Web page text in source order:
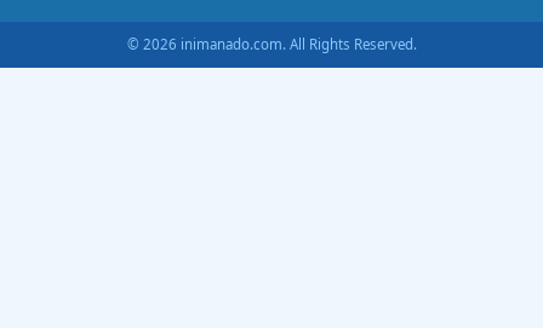
© 2026 inimanado.com. All Rights Reserved.